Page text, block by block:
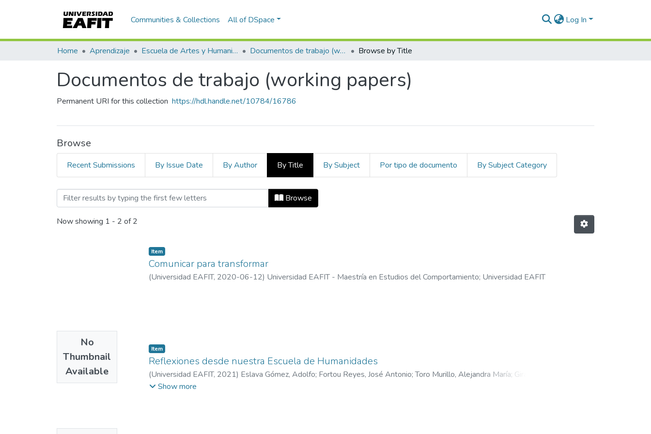
Communities & Collections All of DSpace Log In
Home Aprendizaje Escuela de Artes y Humanidades Documentos de trabajo (working papers) Browse by Title
Documentos de trabajo (working papers)
Permanent URI for this collection https://hdl.handle.net/10784/16786
Browse
Recent Submissions By Issue Date By Author By Title By Subject Por tipo de documento By Subject Category
Browsing Documentos de trabajo (working papers) by Title
Browse
Now showing 1 - 2 of 2
No
Thumbnail
Available
Item
Comunicar para transformar
(Universidad EAFIT, 2020-06-12) Universidad EAFIT - Maestría en Estudios del Comportamiento; Universidad EAFIT
Item
Reflexiones desde nuestra Escuela de Humanidades
(Universidad EAFIT, 2021) Eslava Gómez, Adolfo; Fortou Reyes, José Antonio;Toro Murillo, Alejandra María; Giraldo
Flórez, León Alberto
Show more